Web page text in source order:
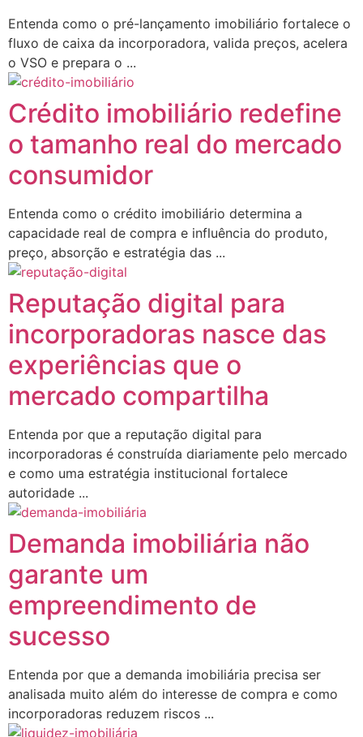
Entenda como o pré-lançamento imobiliário fortalece o
fluxo de caixa da incorporadora, valida preços, acelera
o VSO e prepara o ...
Crédito imobiliário redefine
o tamanho real do mercado
consumidor
Entenda como o crédito imobiliário determina a
capacidade real de compra e influência do produto,
preço, absorção e estratégia das ...
Reputação digital para
incorporadoras nasce das
experiências que o
mercado compartilha
Entenda por que a reputação digital para
incorporadoras é construída diariamente pelo mercado
e como uma estratégia institucional fortalece
autoridade ...
Demanda imobiliária não
garante um
empreendimento de
sucesso
Entenda por que a demanda imobiliária precisa ser
analisada muito além do interesse de compra e como
incorporadoras reduzem riscos ...